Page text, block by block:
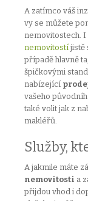
A zatímco váš
vy se můžete
nemovitostech. I
nemovitostí jistě
případě hlavně
špičkovými
nabízející
vašeho
také volit jak z
makléřů.
Služby,
A jakmile máte
nemovitosti a
přijdou vhod i